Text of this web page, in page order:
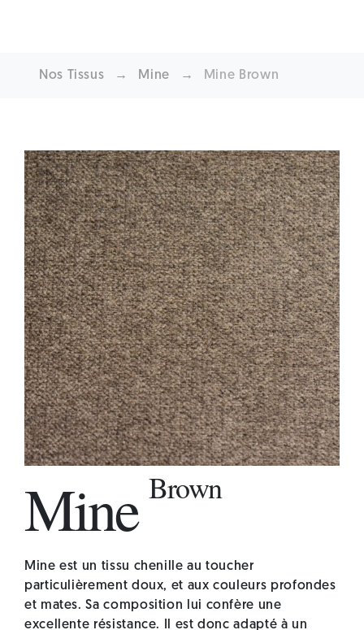
Nos Tissus → Mine → Mine Brown
Mine Brown
Mine est un tissu chenille au toucher
particulièrement doux, et aux couleurs profondes
et mates. Sa composition lui confère une
excellente résistance. Il est donc adapté à un